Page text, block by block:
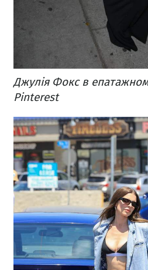
Джулія Фокс в
Pinterest